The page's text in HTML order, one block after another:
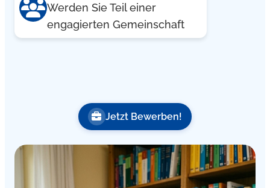
Werden Sie Teil einer
engagierten Gemeinschaft
Jetzt Bewerben!